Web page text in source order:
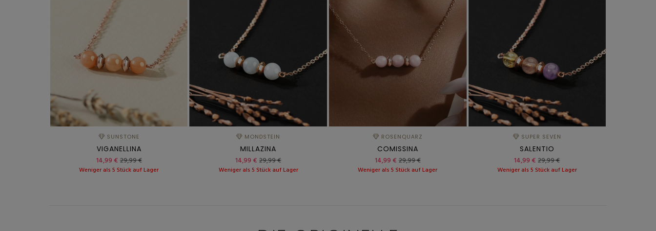
SUNSTONE
VIGANELLINA
14,99 €29,99 €
Weniger als 5 Stück auf Lager
MONDSTEIN
MILLAZINA
14,99 € 29,99 €
Weniger als 5 Stück auf Lager
ROSENQUARZ
COMISSINA
14,99 € 29,99 €
Weniger als 5 Stück auf Lager
SUPER SEVEN
SALENTIO
14,99 € 29,99 €
Weniger als 5 Stück auf Lager